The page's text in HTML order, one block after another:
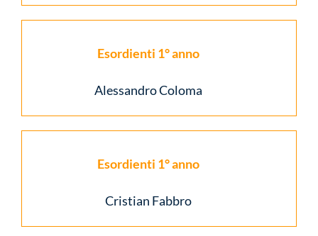
Esordienti 1° anno
Alessandro Coloma
Esordienti 1° anno
Cristian Fabbro